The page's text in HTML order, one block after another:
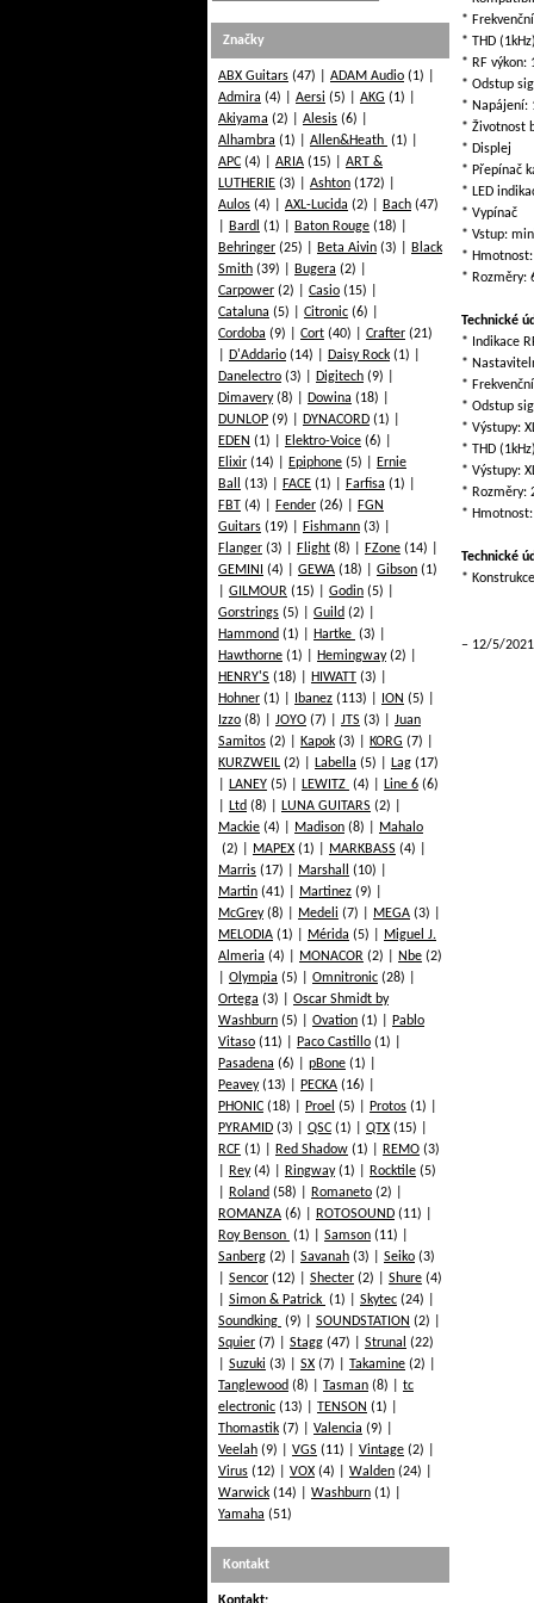
*
* THD
* RF výkon:
* Odstup
* Napájení:
* Životnost
* Displej
* Přepínač
* LED
* Vypínač
* Vstup:
*
* Rozměry:
Technické
* Indikace
*
*
* Odstup
* Výstupy:
* THD
* Výstupy:
* Rozměry:
*
Technické
*
12/5/2021
Značky
ABX Guitars (47) ADAM Audio (1)
Admira (4) Aersi (5) AKG (1)
Akiyama (2) Alesis (6)
Alhambra (1) Allen&Heath (1)
APC (4) ARIA (15)
ART &
LUTHERIE (3) Ashton (172)
Aulos (4) AXL-Lucida (2) Bach (47)
Bardl (1) Baton Rouge (18)
Behringer (25) Beta Aivin (3)
Black
Smith (39) Bugera (2)
Carpower (2) Casio (15)
Cataluna (5) Citronic (6)
Cordoba (9) Cort (40) Crafter (21)
D'Addario (14) Daisy Rock (1)
Danelectro (3) Digitech (9)
Dimavery(8) Dowina (18)
DUNLOP (9) DYNACORD (1)
EDEN (1) Elektro-Voice (6)
Elixir (14) Epiphone (5)
Ernie
Ball
(13) FACE (1) Farfisa (1)
FBT (4) Fender (26)
FGN
Guitars (19) Fishmann (3)
Flanger (3) Flight (8) FZone (14)
GEMINI
(4) GEWA (18) Gibson (1)
GILMOUR (15) Godin (5)
Gorstrings (5) Guild (2)
Hammond (1) Hartke (3)
Hawthorne (1) Hemingway(2)
HENRY'S (18) HIWATT (3)
Hohner (1) Ibanez (113) ION (5)
Izzo (8) JOYO (7) JTS (3)
Juan
Samitos (2) Kapok (3) KORG (7)
KURZWEIL (2) Labella (5) Lag (17)
LANEY (5) LEWITZ (4) Line 6 (6)
Ltd (8) LUNA GUITARS (2)
Mackie (4) Madison (8)
Mahalo
(2)
MAPEX (1) MARKBASS (4)
Marris (17) Marshall
(10)
Martin (41) Martinez (9)
McGrey(8) Medeli (7) MEGA (3)
MELODIA (1) Mérida (5)
Miguel J.
Almeria (4) MONACOR (2) Nbe (2)
Olympia (5) Omnitronic (28)
Ortega (3)
Oscar Shmidt by
Washburn (5) Ovation (1)
Pablo
Vitaso (11) Paco Castillo (1)
Pasadena (6) pBone (1)
Peavey(13) PECKA (16)
PHONIC (18) Proel (5) Protos (1)
PYRAMID (3) QSC (1) QTX (15)
RCF (1) Red Shadow (1) REMO (3)
Rey(4) Ringway(1) Rocktile (5)
Roland (58) Romaneto (2)
ROMANZA (6) ROTOSOUND (11)
Roy Benson (1) Samson (11)
Sanberg (2) Savanah (3) Seiko (3)
Sencor (12) Shecter (2) Shure (4)
Simon & Patrick (1) Skytec (24)
Soundking (9) SOUNDSTATION (2)
Squier (7) Stagg (47) Strunal (22)
Suzuki (3) SX (7) Takamine (2)
Tanglewood (8) Tasman (8)
tc
electronic (13) TENSON (1)
Thomastik (7) Valencia (9)
Veelah (9) VGS (11) Vintage (2)
Virus (12) VOX (4) Walden (24)
Warwick (14) Washburn (1)
Yamaha (51)
Kontakt